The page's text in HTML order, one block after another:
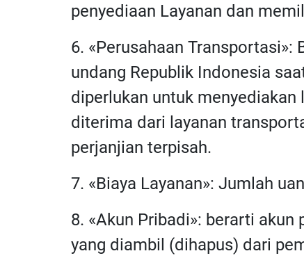
penyediaan Layanan dan
6. «Perusahaan
undang Republik Indonesia
diperlukan untuk
diterima dari layanan
perjanjian terpisah.
7. «Biaya Layanan»: Jumlah
8. «Akun Pribadi»: berarti
yang diambil (dihapus) dari